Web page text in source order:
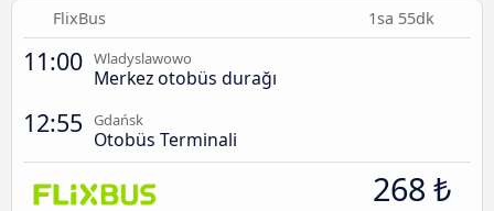
FlixBus 1sa 55dk
11:00 Wladyslawowo
Merkez otobüs durağı
12:55 Gdańsk
Otobüs Terminali
268 ₺